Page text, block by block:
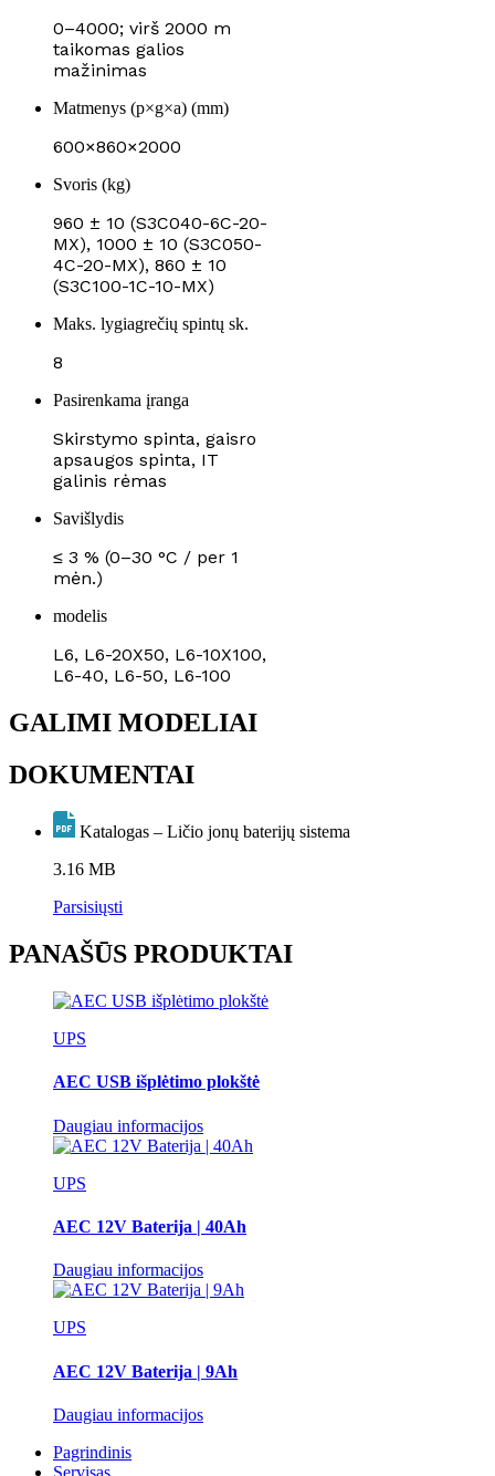
0–4000; virš 2000 m
taikomas galios
mažinimas
Matmenys (p×g×a) (mm)
600×860×2000
Svoris (kg)
960 ± 10 (S3C040-6C-20-
MX), 1000 ± 10 (S3C050-
4C-20-MX), 860 ± 10
(S3C100-1C-10-MX)
Maks. lygiagrečių spintų sk.
8
Pasirenkama įranga
Skirstymo spinta, gaisro
apsaugos spinta, IT
galinis rėmas
Savišlydis
≤ 3 % (0–30 °C / per 1
mėn.)
modelis
L6, L6-20X50, L6-10X100,
L6-40, L6-50, L6-100
GALIMI MODELIAI
DOKUMENTAI
Katalogas – Ličio jonų baterijų sistema
3.16 MB
Parsisiųsti
PANAŠŪS PRODUKTAI
UPS
AEC USB išplėtimo plokštė
Daugiau informacijos
UPS
AEC 12V Baterija | 40Ah
Daugiau informacijos
UPS
AEC 12V Baterija | 9Ah
Daugiau informacijos
Pagrindinis
Servisas